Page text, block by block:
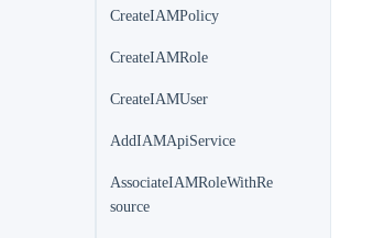
CreateIAMPolicy
CreateIAMRole
CreateIAMUser
AddIAMApiService
AssociateIAMRoleWithRe
source